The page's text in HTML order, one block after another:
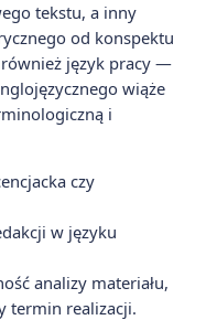
tekstu, a inny
od konspektu
również język pracy —
wiąże
i
czy
w języku
analizy materiału,
termin realizacji.